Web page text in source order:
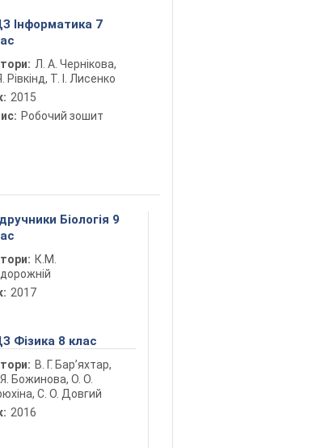
Інформатика 7
Л. А. Чернікова,
Рівкінд, Т. І. Лисенко
2015
Робочий зошит
Біологія 9
К.М.
2017
Фізика 8 клас
В. Г. Бар’яхтар,
Божинова, О. О.
С. О. Довгий
2016